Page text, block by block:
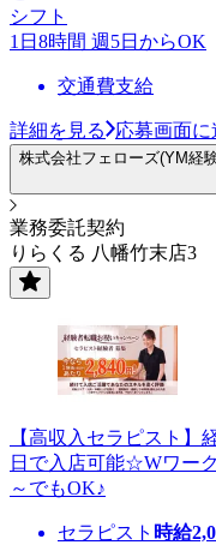
シフト
1日8時間 週5日からOK
交通費支給
詳細を見る 応募画面に
株式会社フェローズ(YM経
業務委託契約
りらくる 八幡竹末店3
【高収入セラピスト】
日で入店可能☆Wワー
～でもOK♪
セラピスト 時給